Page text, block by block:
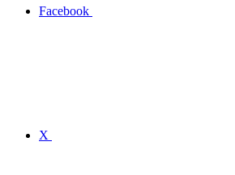
Facebook
X